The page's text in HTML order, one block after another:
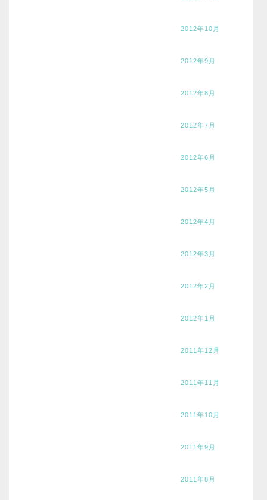
2012年10月
2012年9月
2012年8月
2012年7月
2012年6月
2012年5月
2012年4月
2012年3月
2012年2月
2012年1月
2011年12月
2011年11月
2011年10月
2011年9月
2011年8月